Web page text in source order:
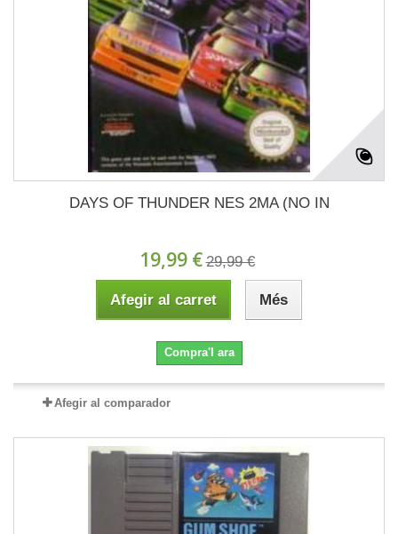
DAYS OF THUNDER NES 2MA (NO IN
19,99 € 29,99 €
Afegir al carret Més
Compra'l ara
Afegir al comparador